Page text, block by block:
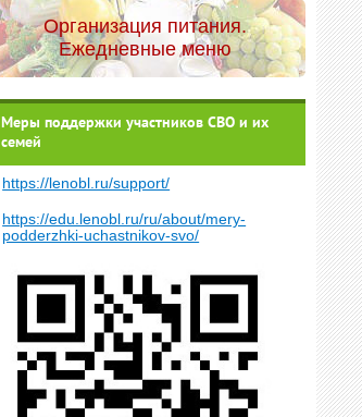
Организация питания.
Ежедневные меню
Меры поддержки участников СВО и их
семей
https://lenobl.ru/support/
https://edu.lenobl.ru/ru/about/mery-
podderzhki-uchastnikov-svo/